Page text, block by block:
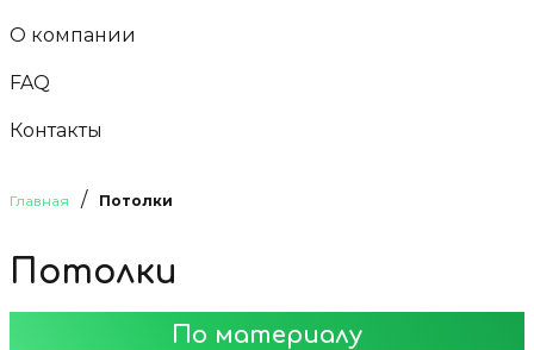
О компании
FAQ
Контакты
Главная / Потолки
Потолки
По материалу